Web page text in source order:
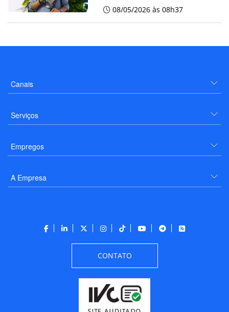
08/05/2026 às 08h37
Canais
Serviços
Empregos
A Empresa
CONTATO